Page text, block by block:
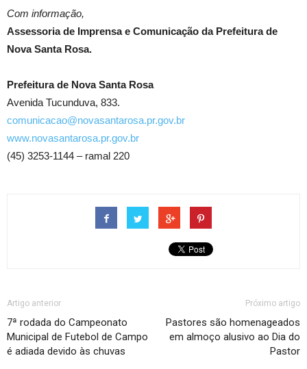
Com informação,
Assessoria de Imprensa e Comunicação da Prefeitura de
Nova Santa Rosa.
Prefeitura de Nova Santa Rosa
Avenida Tucunduva, 833.
comunicacao@novasantarosa.pr.gov.br
www.novasantarosa.pr.gov.br
(45) 3253-1144 – ramal 220
Artigo anterior
7ª rodada do Campeonato
Municipal de Futebol de Campo
é adiada devido às chuvas
Próximo artigo
Pastores são homenageados
em almoço alusivo ao Dia do
Pastor